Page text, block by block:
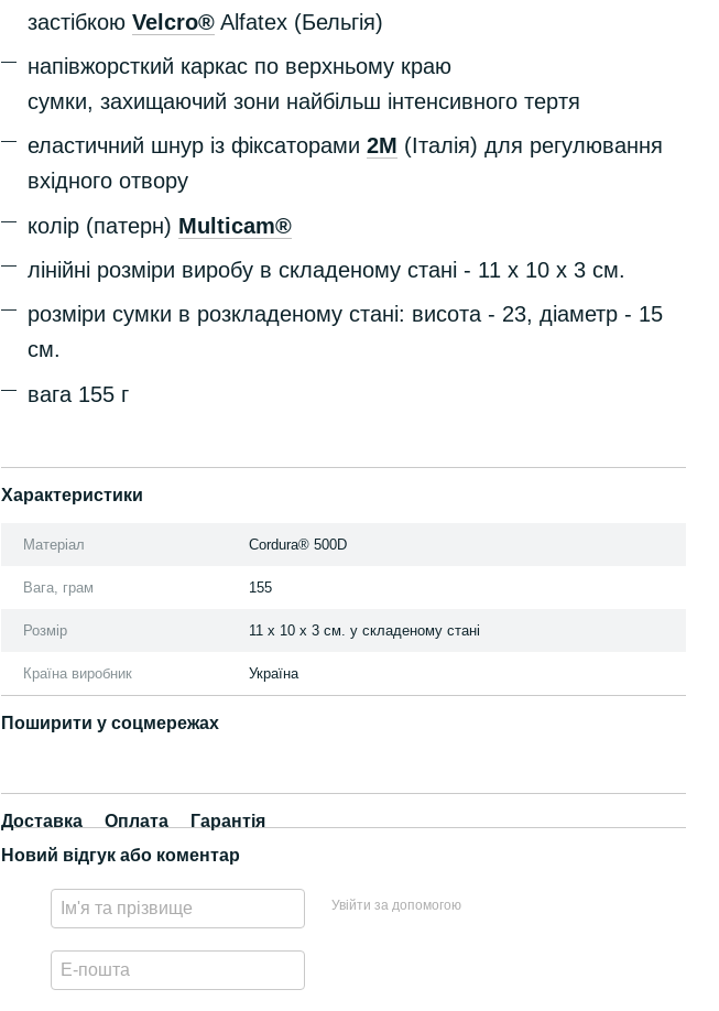
застібкою Velcro® Alfatex (Бельгія)
напівжорсткий каркас по верхньому краю
сумки, захищаючий зони найбільш інтенсивного тертя
еластичний шнур із фіксаторами 2M (Італія) для регулювання
вхідного отвору
колір (патерн) Multicam®
лінійні розміри виробу в складеному стані - 11 х 10 х 3 см.
розміри сумки в розкладеному стані: висота - 23, діаметр - 15
см.
вага 155 г
Характеристики
Матеріал Cordura® 500D
Вага, грам 155
Розмір 11 х 10 х 3 см. у складеному стані
Країна виробник Україна
Поширити у соцмережах
Доставка Оплата
Гарантія
Новий відгук або коментар
Увійти за допомогою